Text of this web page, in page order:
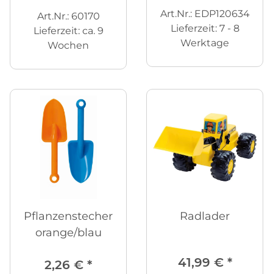
Art.Nr.: 60170
Lieferzeit: ca. 9
Wochen
Art.Nr.: EDP120634
Lieferzeit: 7 - 8
Werktage
Pflanzenstecher
orange/blau
2,26 € *
Radlader
41,99 € *